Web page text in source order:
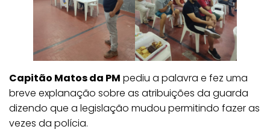
Capitão Matos da PM pediu a palavra e fez uma
breve explanação sobre as atribuições da guarda
dizendo que a legislação mudou permitindo fazer as
vezes da polícia.